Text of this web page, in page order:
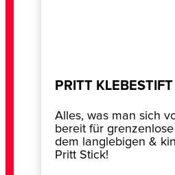
PRITT KLEBESTIFT
Alles, was man sich
bereit für
dem langlebigen &
Pritt Stick!